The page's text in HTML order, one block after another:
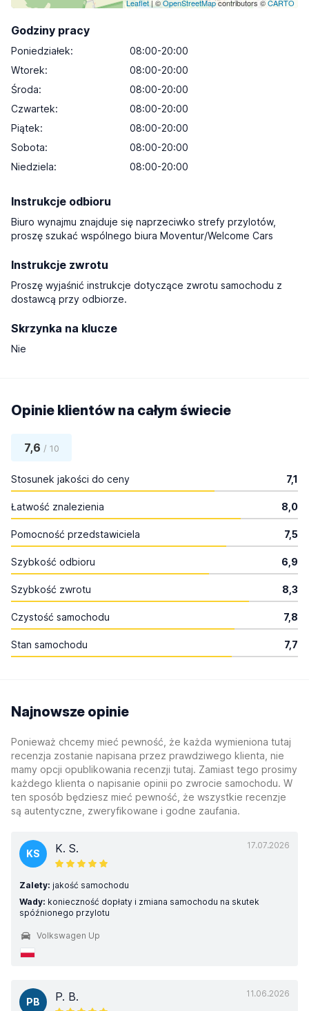
Leaflet| ©OpenStreetMapcontributors ©CARTO
Godziny pracy
Poniedziałek:
08:00-20:00
Wtorek:
08:00-20:00
Środa:
08:00-20:00
Czwartek:
08:00-20:00
Piątek:
08:00-20:00
Sobota:
08:00-20:00
Niedziela: 08:00-20:00
Instrukcje odbioru
Biuro wynajmu znajduje się naprzeciwko strefy przylotów,
proszę szukać wspólnego biura Moventur/Welcome Cars
Instrukcje zwrotu
Proszę wyjaśnić instrukcje dotyczące zwrotu samochodu z
dostawcą przy odbiorze.
Skrzynka na klucze
Nie
Opinie klientów na całym świecie
7,6 / 10
Stosunek jakości do ceny 7,1
Łatwość znalezienia 8,0
Pomocność przedstawiciela 7,5
Szybkość odbioru 6,9
Szybkość zwrotu 8,3
Czystość samochodu 7,8
Stan samochodu 7,7
Najnowsze opinie
Ponieważ chcemy mieć pewność, że każda wymieniona tutaj
recenzja zostanie napisana przez prawdziwego klienta, nie
mamy opcji opublikowania recenzji tutaj. Zamiast tego prosimy
każdego klienta o napisanie opinii po zwrocie samochodu. W
ten sposób będziesz mieć pewność, że wszystkie recenzje
są autentyczne, zweryfikowane i godne zaufania.
17.07.2026
KS K. S.
Zalety: jakość samochodu
Wady: konieczność dopłaty i zmiana samochodu na skutek
spóźnionego przylotu
Volkswagen Up
11.06.2026
PB P. B.